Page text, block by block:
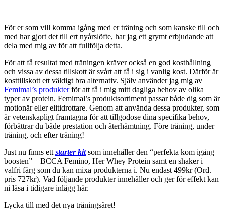
För er som vill komma igång med er träning och som kanske till och
med har gjort det till ert nyårslöfte, har jag ett grymt erbjudande att
dela med mig av för att fullfölja detta.
För att få resultat med träningen kräver också en god kosthållning
och vissa av dessa tillskott är svårt att få i sig i vanlig kost. Därför är
kosttillskott ett väldigt bra alternativ. Själv använder jag mig av
Femimal’s produkterför att få i mig mitt dagliga behov av olika
typer av protein. Femimal’s produktsortiment passar både dig som är
motionär eller elitidrottare. Genom att använda dessa produkter, som
är vetenskapligt framtagna för att tillgodose dina specifika behov,
förbättrar du både prestation och återhämtning. Före träning, under
träning, och efter träning!
Just nu finns ett starter kit som innehåller den “perfekta kom igång
boosten” – BCCA Femino, Her Whey Protein samt en shaker i
valfri färg som du kan mixa produkterna i. Nu endast 499kr (Ord.
pris 727kr). Vad följande produkter innehåller och ger för effekt kan
ni läsa i tidigare inlägg här.
Lycka till med det nya träningsåret!